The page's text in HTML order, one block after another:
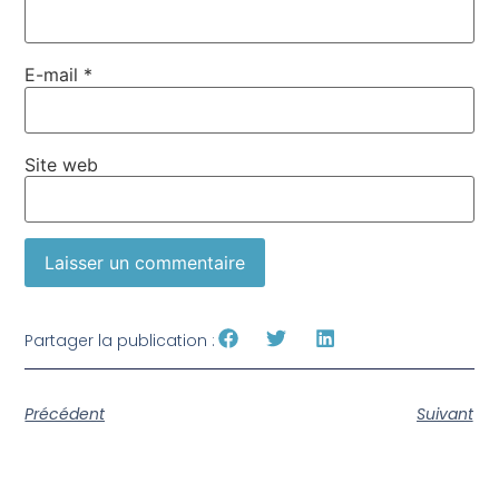
E-mail *
Site web
Partager la publication :
Précédent Suivant